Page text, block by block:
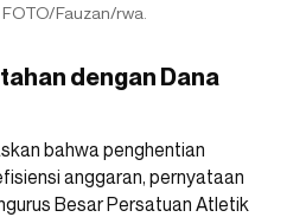
Fauzan/rwa.
dengan Dana
bahwa penghentian
anggaran, pernyataan
Besar Persatuan Atletik